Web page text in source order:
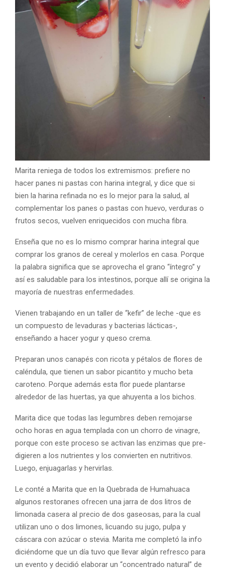
Marita reniega de todos los extremismos: prefiere no
hacer panes ni pastas con harina integral, y dice que si
bien la harina refinada no es lo mejor para la salud, al
complementar los panes o pastas con huevo, verduras o
frutos secos, vuelven enriquecidos con mucha fibra.
Enseña que no es lo mismo comprar harina integral que
comprar los granos de cereal y molerlos en casa. Porque
la palabra significa que se aprovecha el grano “íntegro” y
así es saludable para los intestinos, porque allí se origina la
mayoría de nuestras enfermedades.
Vienen trabajando en un taller de “kefir” de leche -que es
un compuesto de levaduras y bacterias lácticas-,
enseñando a hacer yogur y queso crema.
Preparan unos canapés con ricota y pétalos de flores de
caléndula, que tienen un sabor picantito y mucho beta
caroteno. Porque además esta flor puede plantarse
alrededor de las huertas, ya que ahuyenta a los bichos.
Marita dice que todas las legumbres deben remojarse
ocho horas en agua templada con un chorro de vinagre,
porque con este proceso se activan las enzimas que pre-
digieren a los nutrientes y los convierten en nutritivos.
Luego, enjuagarlas y hervirlas.
Le conté a Marita que en la Quebrada de Humahuaca
algunos restoranes ofrecen una jarra de dos litros de
limonada casera al precio de dos gaseosas, para la cual
utilizan uno o dos limones, licuando su jugo, pulpa y
cáscara con azúcar o stevia. Marita me completó la info
diciéndome que un día tuvo que llevar algún refresco para
un evento y decidió elaborar un “concentrado natural” de